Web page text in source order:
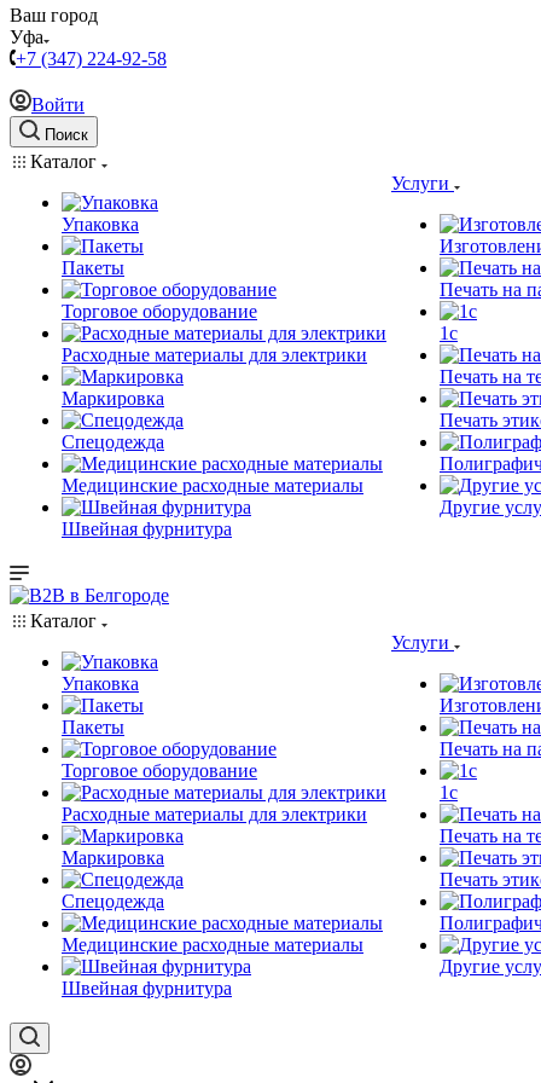
Ваш город
Уфа
+7 (347) 224-92-58
Войти
Поиск
Каталог
Упаковка
Пакеты
Торговое оборудование
Расходные материалы для электрики
Маркировка
Спецодежда
Медицинские расходные материалы
Швейная фурнитура
Услуги
Печать на
1c
Печать на
Печать
Другие
Каталог
Упаковка
Пакеты
Торговое оборудование
Расходные материалы для электрики
Маркировка
Спецодежда
Медицинские расходные материалы
Швейная фурнитура
Услуги
Печать на
1c
Печать на
Печать
Другие